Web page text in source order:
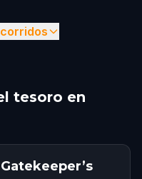
tesoro en